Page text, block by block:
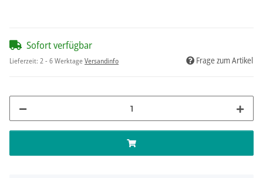
Sofort verfügbar
Lieferzeit: 2 - 6 WerktageVersandinfo Frage zum Artikel